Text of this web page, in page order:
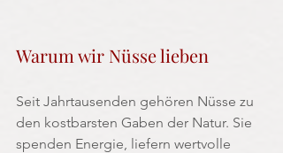
Warum wir Nüsse lieben
Seit Jahrtausenden gehören Nüsse zu
den kostbarsten Gaben der Natur. Sie
spenden Energie, liefern wertvolle